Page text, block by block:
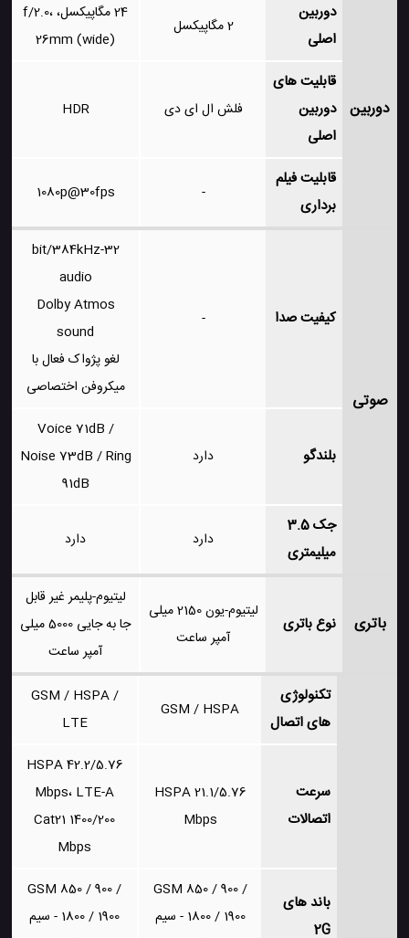
دوربین
دوربین
اصلی
2 مگاپیکسل
24 مگاپیکسل، f/2.0،
26mm (wide)
قابلیت های
دوربین
اصلی
فلش ال ای دی HDR
قابلیت فیلم
برداری
-
1080p@30fps
صوتی
کیفیت صدا -
32-bit/384kHz
audio
Dolby Atmos
sound
لغو پژواک فعال با
میکروفن اختصاصی
بلندگو دارد
Voice 71dB /
Noise 73dB / Ring
91dB
جک 3.5
میلیمتری
دارد دارد
باتری نوع باتری
لیتیوم-یون 2150 میلی
آمپر ساعت
لیتیوم-پلیمر غیر قابل
جا به جایی 5000 میلی
آمپر ساعت
تکنولوژی
های اتصال
GSM / HSPA
GSM / HSPA /
LTE
سرعت
اتصالات
HSPA 21.1/5.76
Mbps
HSPA 42.2/5.76
Mbps، LTE-A
Cat21 1400/200
Mbps
باند های
2G
GSM 850 / 900 /
1800 / 1900 - سیم
GSM 850 / 900 /
1800 / 1900 - سیم